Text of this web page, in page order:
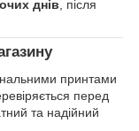
днів , після
принтами
перед
та надійний